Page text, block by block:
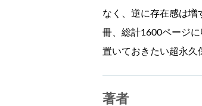
なく、逆に存在感は
冊、総計1600ページ
置いておきたい超永久
著者